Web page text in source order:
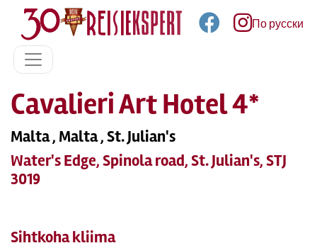
По русски
Cavalieri Art Hotel 4*
Malta , Malta , St. Julian's
Water's Edge, Spinola road, St. Julian's, STJ
3019
Sihtkoha kliima